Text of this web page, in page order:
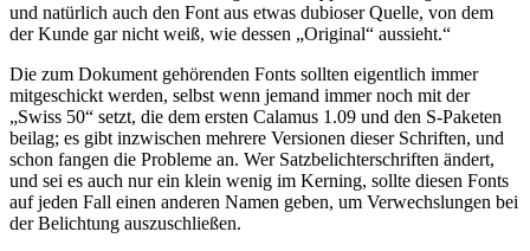
und natürlich auch den Font aus etwas dubioser Quelle, von dem
der Kunde gar nicht weiß, wie dessen „Original“ aussieht.“
Die zum Dokument gehörenden Fonts sollten eigentlich immer
mitgeschickt werden, selbst wenn jemand immer noch mit der
„Swiss 50“ setzt, die dem ersten Calamus 1.09 und den S-Paketen
beilag; es gibt inzwischen mehrere Versionen dieser Schriften, und
schon fangen die Probleme an. Wer Satzbelichterschriften ändert,
und sei es auch nur ein klein wenig im Kerning, sollte diesen Fonts
auf jeden Fall einen anderen Namen geben, um Verwechslungen bei
der Belichtung auszuschließen.